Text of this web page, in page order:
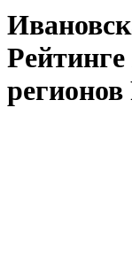
регионов